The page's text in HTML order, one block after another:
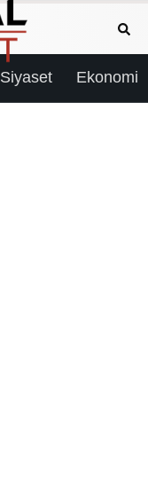
Siyaset Ekonomi